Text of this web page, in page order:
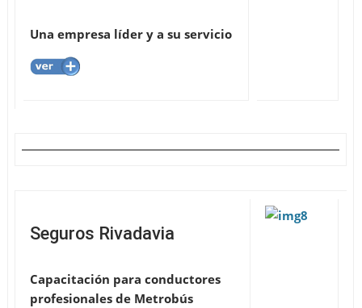
Una empresa líder y a su servicio
Seguros Rivadavia
Capacitación para conductores
profesionales de Metrobús